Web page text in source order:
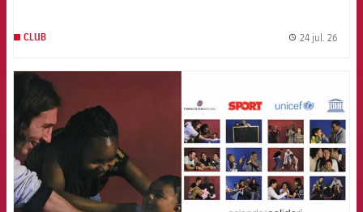
CLUB 24 jul. 26